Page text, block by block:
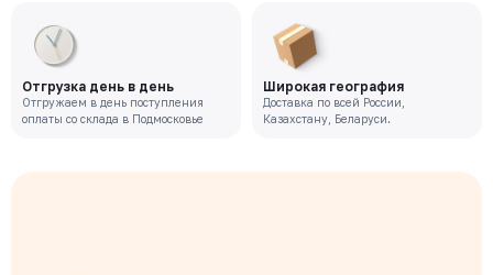
Отгрузка день в день
Отгружаем в день поступления
оплаты со склада в Подмосковье
Широкая география
Доставка по всей России,
Казахстану, Беларуси.